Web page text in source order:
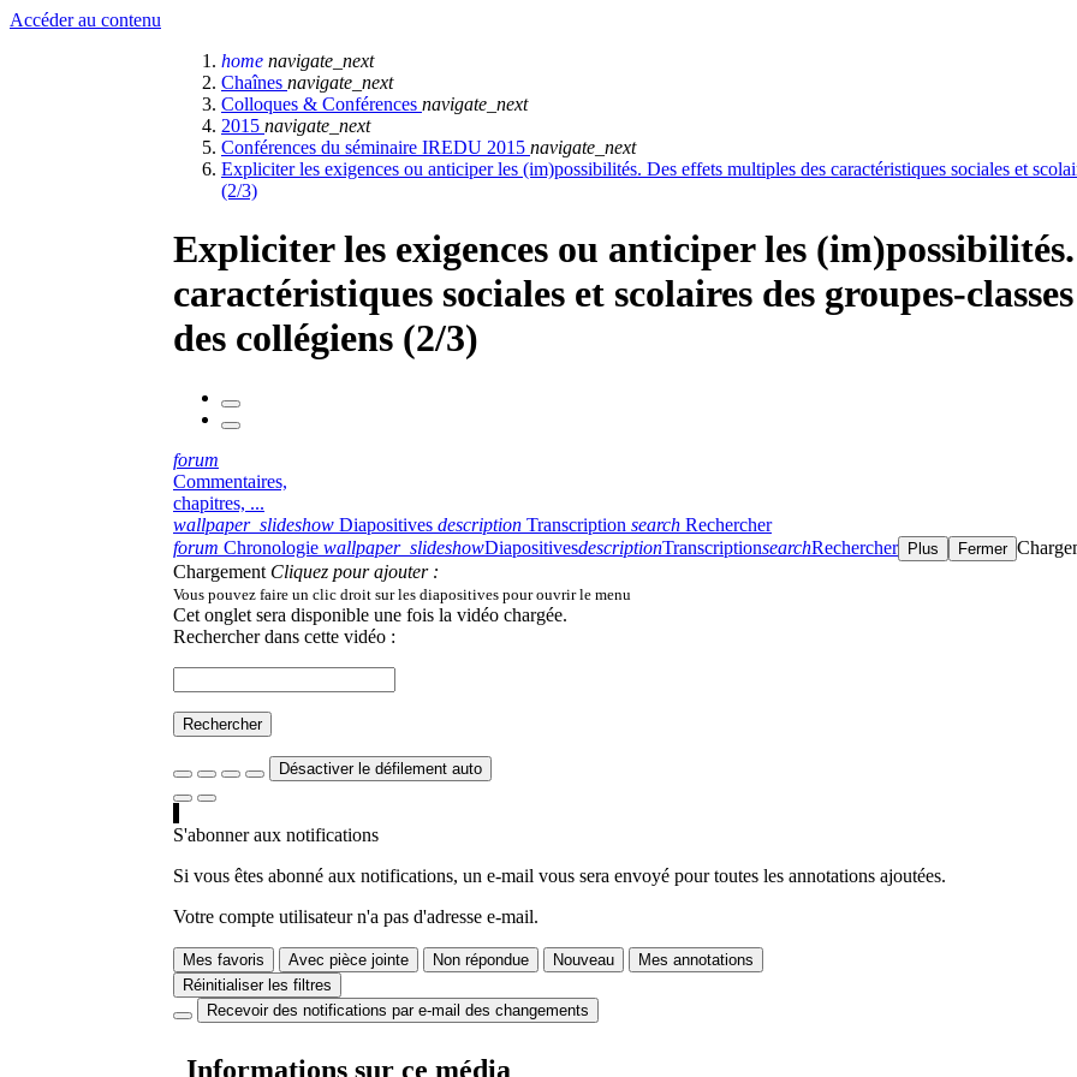
Accéder au contenu
home navigate_next
Chaînes navigate_next
Colloques & Conférences navigate_next
2015 navigate_next
Conférences du séminaire IREDU 2015 navigate_next
Expliciter les exigences ou anticiper les (im)possibilités. Des effets multiples des caractéristiques sociales et
(2/3)
Expliciter les exigences ou anticiper les
caractéristiques sociales et scolaires des groupes-
des collégiens (2/3)
forum
Commentaires,
chapitres, ...
wallpaper_slideshow Diapositives description Transcription search Rechercher
forum Chronologie wallpaper_slideshowDiapositivesdescriptionTranscriptionsearchRechercher Plus Fermer
Chargement Cliquez pour ajouter :
Vous pouvez faire un clic droit sur les diapositives pour ouvrir le menu
Cet onglet sera disponible une fois la vidéo chargée.
Rechercher dans cette vidéo :
Rechercher
Désactiver le défilement auto
S'abonner aux notifications
Si vous êtes abonné aux notifications, un e-mail vous sera envoyé pour toutes les annotations ajoutées.
Votre compte utilisateur n'a pas d'adresse e-mail.
Mes favoris Avec pièce jointe Non répondue Nouveau
Mes annotations
Réinitialiser les filtres
Recevoir des notifications par e-mail des changements
Informations sur ce média